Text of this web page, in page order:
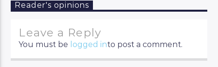
Reader's opinions
Leave a Reply
You must be logged into post a comment.